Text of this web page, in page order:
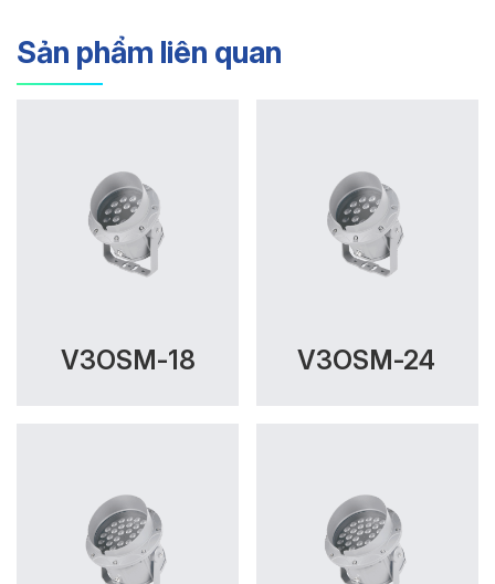
Sản phẩm liên quan
V3OSM-18 V3OSM-24